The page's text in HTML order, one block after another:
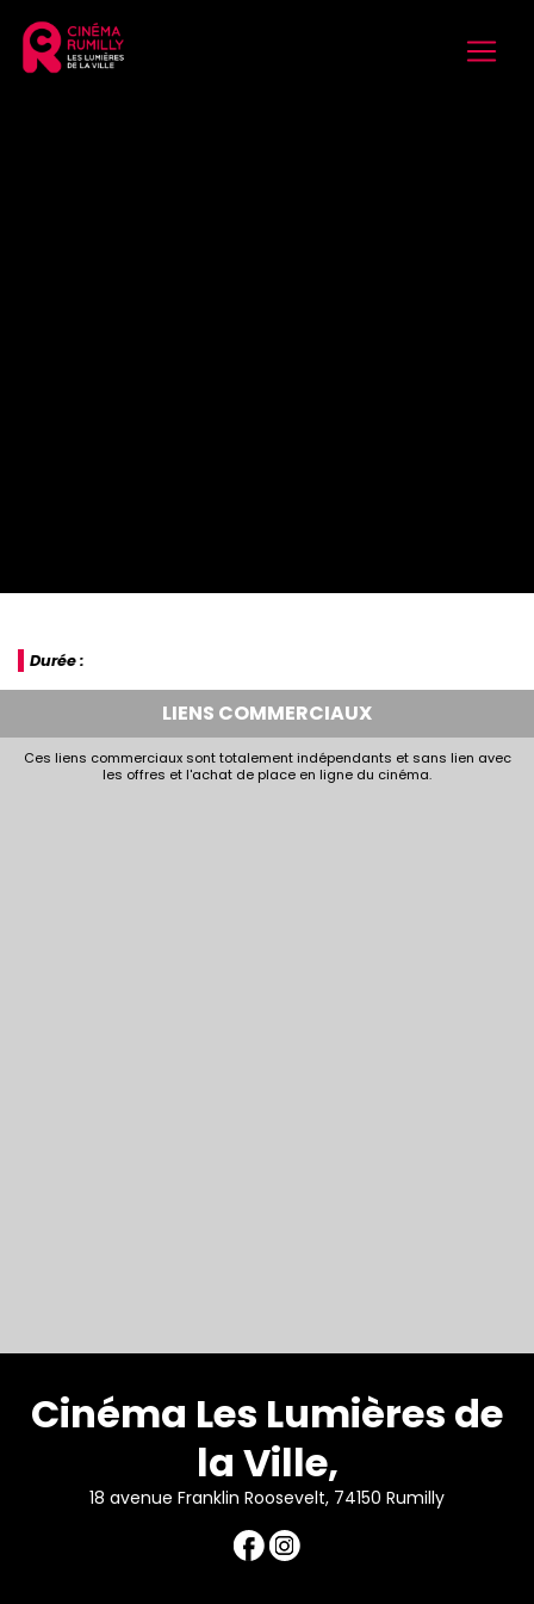
Durée :
LIENS COMMERCIAUX
Ces liens commerciaux sont totalement indépendants et sans lien avec
les offres et l'achat de place en ligne du cinéma.
Cinéma Les Lumières de
la Ville,
18 avenue Franklin Roosevelt, 74150 Rumilly